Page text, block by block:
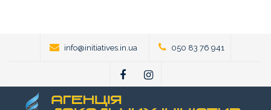
info@initiatives.in.ua 050 83 76 941